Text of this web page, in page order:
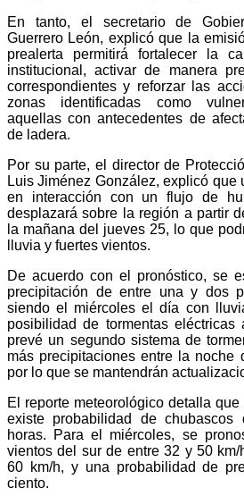
En tanto, el secretario de
Guerrero León, explicó que la
prealerta permitirá fortalecer la
institucional, activar de manera
correspondientes y reforzar las
zonas identificadas como
aquellas con antecedentes de
de ladera.
Por su parte, el director de
Luis Jiménez González, explicó que
en interacción con un flujo de
desplazará sobre la región a partir
la mañana del jueves 25, lo que
lluvia y fuertes vientos.
De acuerdo con el pronóstico, se
precipitación de entre una y dos
siendo el miércoles el día con
posibilidad de tormentas eléctricas
prevé un segundo sistema de
más precipitaciones entre la noche
por lo que se mantendrán
El reporte meteorológico detalla
existe probabilidad de
horas. Para el miércoles, se
vientos del sur de entre 32 y 50
60 km/h, y una probabilidad de
ciento.